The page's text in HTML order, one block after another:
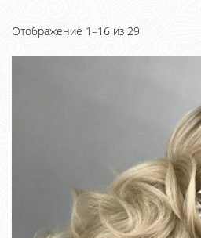
Отображение 1–16 из 29